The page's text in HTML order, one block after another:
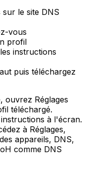
le site DNS
vous
profil
instructions
puis téléchargez
ouvrez Réglages
téléchargé.
à l'écran.
à Réglages,
appareils, DNS,
comme DNS